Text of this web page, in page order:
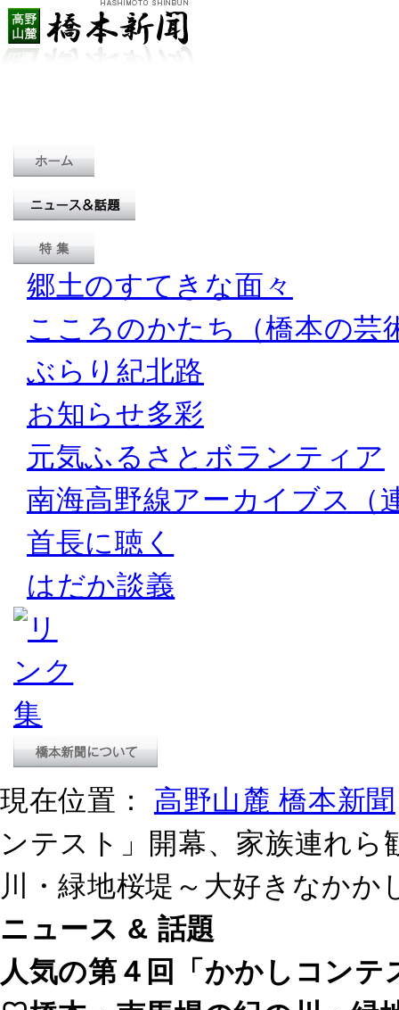
郷土のすてきな面々
こころのかたち（橋本の芸
ぶらり紀北路
お知らせ多彩
元気ふるさとボランティア
南海高野線アーカイブス（
首長に聴く
はだか談義
現在位置： 高野山麓 橋本新聞
ンテスト」開幕、家族連れ
川・緑地桜堤～大好きなかか
ニュース & 話題
人気の第４回「かかしコン